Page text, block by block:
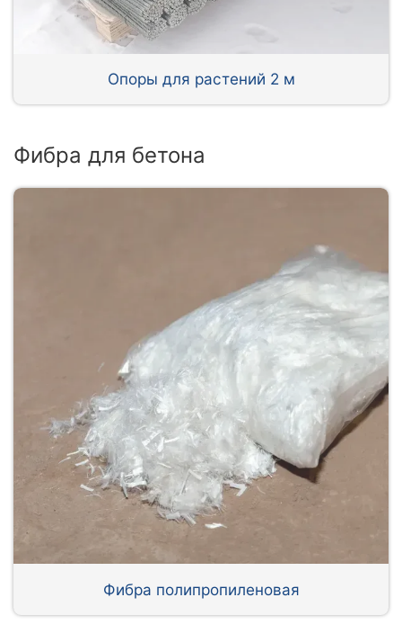
Опоры для растений 2 м
Фибра для бетона
Фибра полипропиленовая